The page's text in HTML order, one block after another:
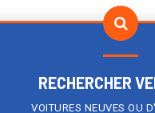
RECHERCHER
VOITURES NEUVES OU